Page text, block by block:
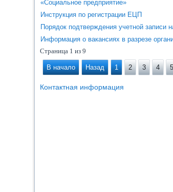
«Социальное предприятие»
Инструкция по регистрации ЕЦП
Порядок подтверждения учетной записи
Информация о вакансиях в разрезе
Страница 1 из 9
В начало Назад 1 2 3 4
Контактная информация